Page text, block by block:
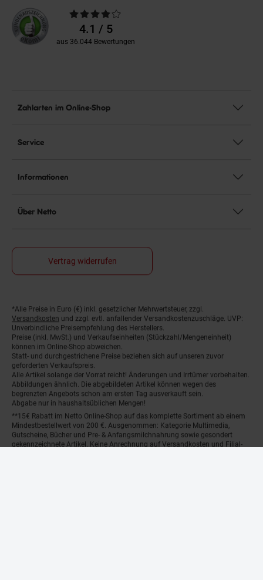
Durchschnittliche
Bewertungen4.1 / 5
aus 36.044 Bewertungen
Zahlarten im Online-Shop
Service
Informationen
Über Netto
Vertrag widerrufen
Fußnoten
*Alle Preise in Euro (€) inkl. gesetzlicher Mehrwertsteuer, zzgl.
Versandkosten und zzgl. evtl. anfallender Versandkostenzuschläge. UVP:
Unverbindliche Preisempfehlung des Herstellers.
Preise (inkl. MwSt.) und Verkaufseinheiten (Stückzahl/Mengeneinheit)
können im Online-Shop abweichen.
Statt- und durchgestrichene Preise beziehen sich auf unseren zuvor
geforderten Verkaufspreis.
Alle Artikel solange der Vorrat reicht! Änderungen und Irrtümer vorbehalten.
Abbildungen ähnlich. Die abgebildeten Artikel können wegen des
begrenzten Angebots schon am ersten Tag ausverkauft sein.
Abgabe nur in haushaltsüblichen Mengen!
**15€ Rabatt im Netto Online-Shop auf das komplette Sortiment ab einem
Mindestbestellwert von 200 €. Ausgenommen: Kategorie Multimedia,
Gutscheine, Bücher und Pre- & Anfangsmilchnahrung sowie gesondert
gekennzeichnete Artikel. Keine Anrechnung auf Versandkosten und Filial-